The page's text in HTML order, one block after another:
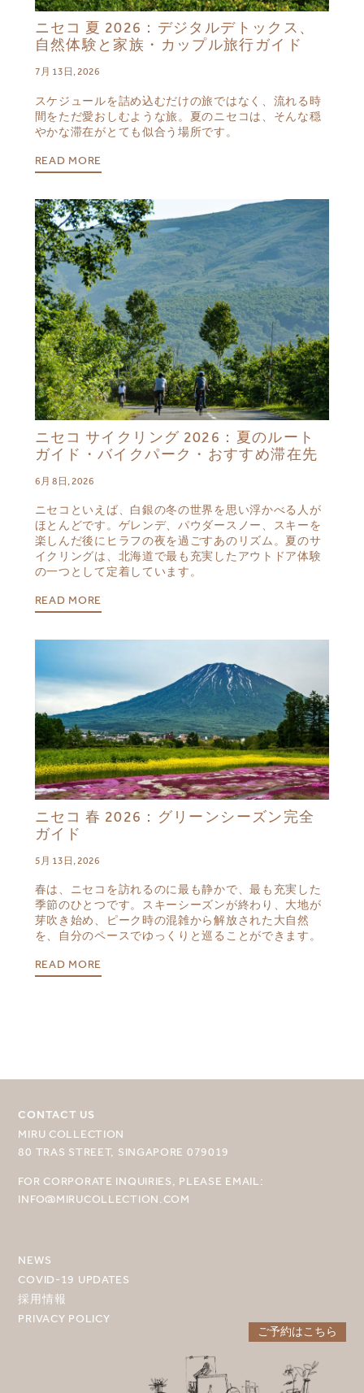
ご予約はこちら
MIRU NISEKO
MIRU KYOTO
ニセコ 夏 2026：デジタルデトックス、
自然体験と家族・カップル旅行ガイド
7月 13日, 2026
スケジュールを詰め込むだけの旅ではなく、流れる時
間をただ愛おしむような旅。夏のニセコは、そんな穏
やかな滞在がとても似合う場所です。
READ MORE
ニセコ サイクリング 2026：夏のルート
ガイド・バイクパーク・おすすめ滞在先
6月 8日, 2026
ニセコといえば、白銀の冬の世界を思い浮かべる人が
ほとんどです。ゲレンデ、パウダースノー、スキーを
楽しんだ後にヒラフの夜を過ごすあのリズム。夏のサ
イクリングは、北海道で最も充実したアウトドア体験
の一つとして定着しています。
READ MORE
ニセコ 春 2026：グリーンシーズン完全
ガイド
5月 13日, 2026
春は、ニセコを訪れるのに最も静かで、最も充実した
季節のひとつです。スキーシーズンが終わり、大地が
芽吹き始め、ピーク時の混雑から解放された大自然
を、自分のペースでゆっくりと巡ることができます。
READ MORE
CONTACT US
MIRU COLLECTION
80 TRAS STREET, SINGAPORE 079019
FOR CORPORATE INQUIRIES, PLEASE EMAIL:
INFO@MIRUCOLLECTION.COM
NEWS
COVID-19 UPDATES
採用情報
PRIVACY POLICY